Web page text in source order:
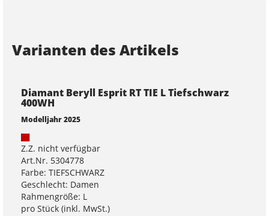
Varianten des Artikels
Diamant Beryll Esprit RT TIE L Tiefschwarz
400WH
Modelljahr 2025
Z.Z. nicht verfügbar
Art.Nr. 5304778
Farbe: TIEFSCHWARZ
Geschlecht: Damen
Rahmengröße: L
pro Stück (inkl. MwSt.)